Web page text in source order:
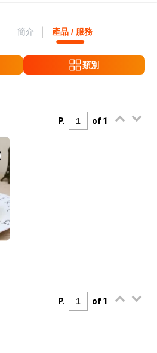
簡介 產品 / 服務
類別
P. of 1
P. of 1